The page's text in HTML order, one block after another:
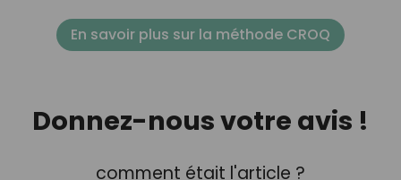
En savoir plus sur la méthode CROQ
Donnez-nous votre avis !
comment était l'article ?